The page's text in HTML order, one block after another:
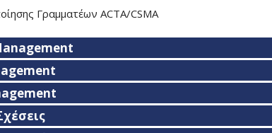
Γραμματέων ACTA/CSMA